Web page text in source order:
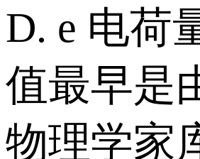
D. e 电荷
值最早是
物理学家